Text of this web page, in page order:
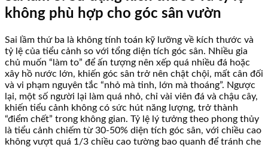
không phù hợp cho góc sân vườn
Sai lầm thứ ba là không tính toán kỹ lưỡng về kích thước và
tỷ lệ của tiểu cảnh so với tổng diện tích góc sân. Nhiều gia
chủ muốn “làm to” để ấn tượng nên xếp quá nhiều đá hoặc
xây hồ nước lớn, khiến góc sân trở nên chật chội, mất cân đối
và vi phạm nguyên tắc “nhỏ mà tinh, lớn mà thoáng”. Ngược
lại, một số người lại làm quá nhỏ, chỉ vài viên đá và chậu cây,
khiến tiểu cảnh không có sức hút năng lượng, trở thành
“điểm chết” trong không gian. Tỷ lệ lý tưởng theo phong thủy
là tiểu cảnh chiếm từ 30-50% diện tích góc sân, với chiều cao
không vượt quá 1/3 chiều cao tường bao quanh để tránh che